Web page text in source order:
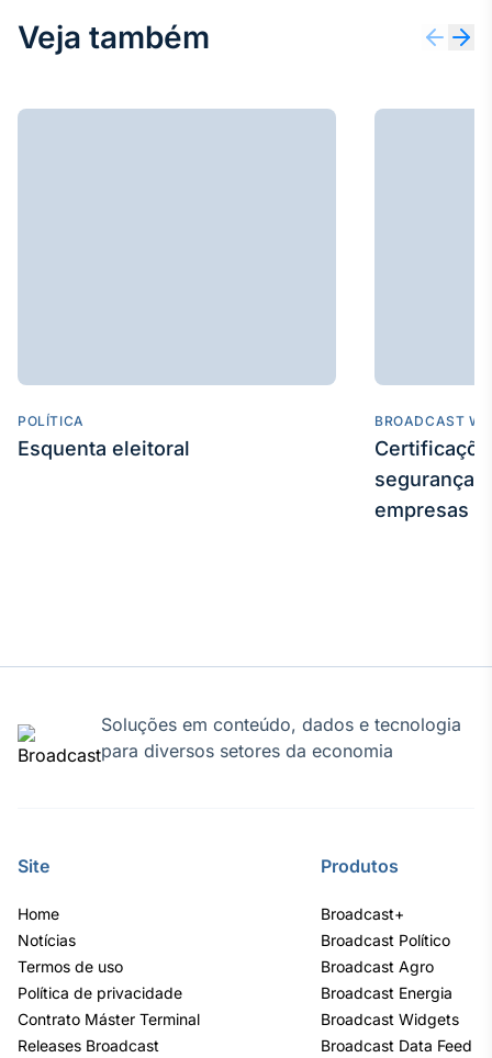
Crédito
Veja também
POLÍTICA
Esquenta eleitoral
BROADCAST
segurança
empresas
Soluções em conteúdo, dados e tecnologia
para diversos setores da economia
Site
Home
Notícias
Termos de uso
Política de privacidade
Contrato Máster Terminal
Releases Broadcast
Produtos
Broadcast+
Broadcast Político
Broadcast Agro
Broadcast Energia
Broadcast Widgets
Broadcast Data Feed